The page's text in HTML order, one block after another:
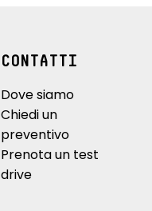
CONTATTI
Dove siamo
Chiedi un
preventivo
Prenota un test
drive